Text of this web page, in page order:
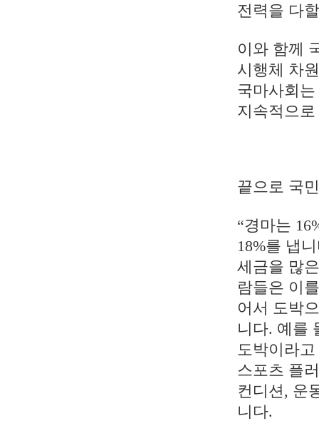
전력을 다
이와 함께
시행체 차
국마사회
지속적으
끝으로 국
“경마는
18%를 냅
세금을 많
람들은 이
어서 도박
니다. 예를
도박이라
스포츠 플
컨디션, 운
니다.